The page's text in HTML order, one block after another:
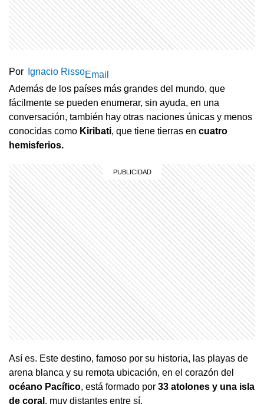
Por Ignacio RissoEmail
Además de los países más grandes del mundo, que
fácilmente se pueden enumerar, sin ayuda, en una
conversación, también hay otras naciones únicas y menos
conocidas como Kiribati, que tiene tierras en cuatro
hemisferios.
Así es. Este destino, famoso por su historia, las playas de
arena blanca y su remota ubicación, en el corazón del
océano Pacífico, está formado por 33 atolones y una isla
de coral , muy distantes entre sí.